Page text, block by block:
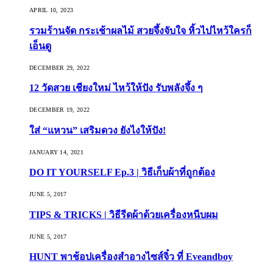
APRIL 10, 2023
รวมร้านจัด กระเช้าผลไม้ สวยจึ้งจับใจ หิ้วไปไหว้ใครก็
เอ็นดู
DECEMBER 29, 2022
12 วัดสวย เชียงใหม่ ไหว้ให้ปัง รับพลังจึ้ง ๆ
DECEMBER 19, 2022
ใส่ “แหวน” เสริมดวง ยังไงให้ปัง!
JANUARY 14, 2021
DO IT YOURSELF Ep.3 | วิธีเก็บผ้าที่ถูกต้อง
JUNE 5, 2017
TIPS & TRICKS | วิธีรีดผ้าด้วยเครื่องหนีบผม
JUNE 5, 2017
HUNT พาช้อปเครื่องสำอางไซส์จิ๋ว ที่ Eveandboy